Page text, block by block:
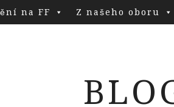
na FF Z našeho oboru